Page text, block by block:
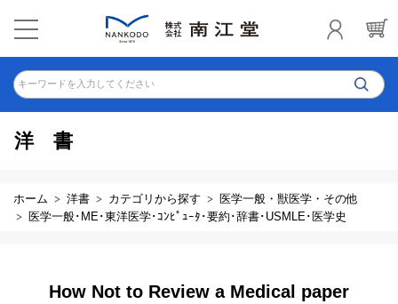
キーワードを入力してください
洋書
ホーム 洋書 カテゴリから探す
医学一般・獣医学・その他
医学一般･ME･東洋医学･ｺﾝﾋﾟｭｰﾀ･要約･辞書･USMLE･医学史
How Not to Review a Medical paper